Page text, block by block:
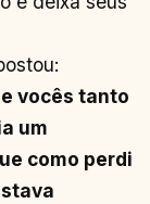
vocês tanto
um
como perdi